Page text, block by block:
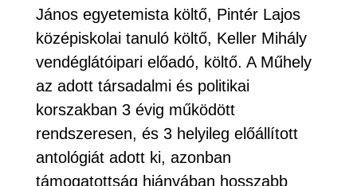
János egyetemista költő, Pintér Lajos
középiskolai tanuló költő, Keller Mihály
vendéglátóipari előadó, költő. A Műhely
az adott társadalmi és politikai
korszakban 3 évig működött
rendszeresen, és 3 helyileg előállított
antológiát adott ki, azonban
támogatottság hiányában hosszabb